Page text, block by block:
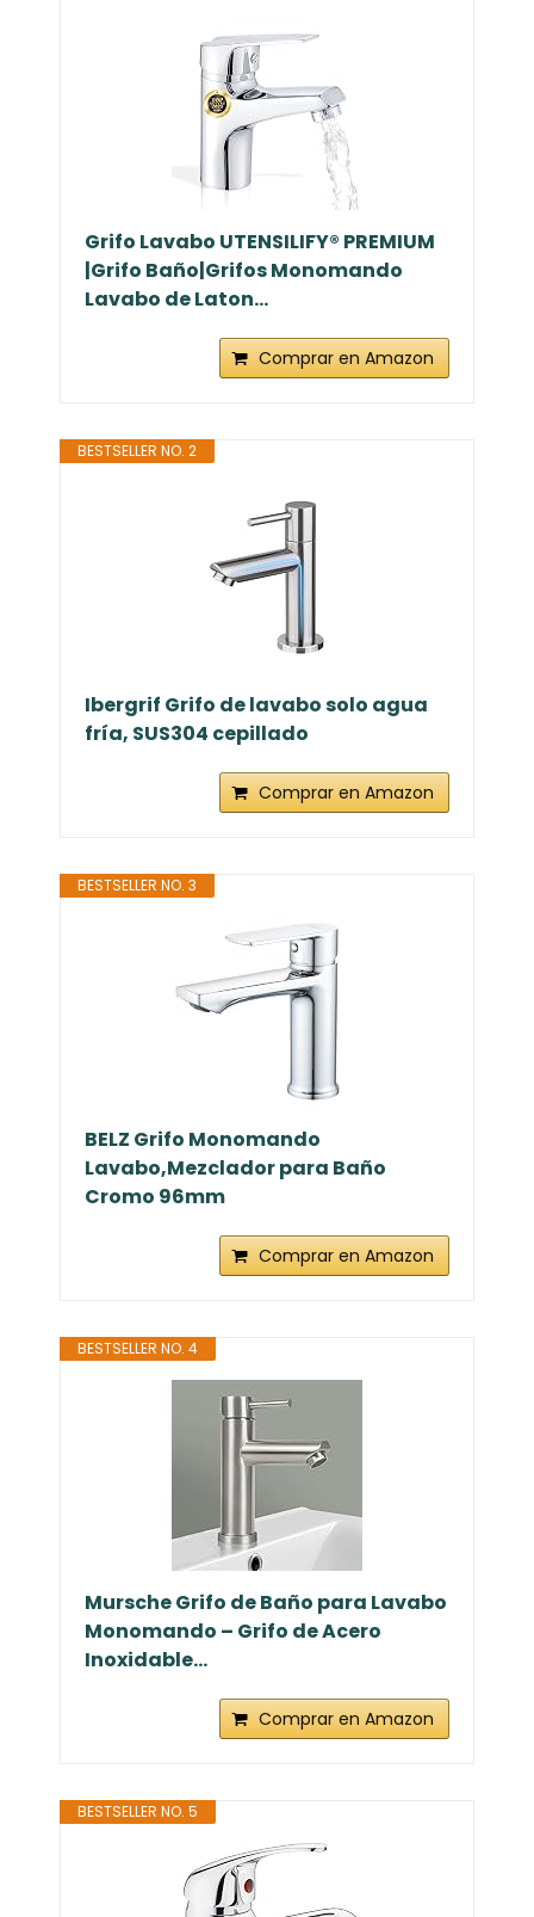
Grifo Lavabo UTENSILIFY® PREMIUM
|Grifo Baño|Grifos Monomando
Lavabo de Laton...
Comprar en Amazon
BESTSELLER NO. 2
Ibergrif Grifo de lavabo solo agua
fría, SUS304 cepillado
Comprar en Amazon
BESTSELLER NO. 3
BELZ Grifo Monomando
Lavabo,Mezclador para Baño
Cromo 96mm
Comprar en Amazon
BESTSELLER NO. 4
Mursche Grifo de Baño para Lavabo
Monomando – Grifo de Acero
Inoxidable...
Comprar en Amazon
BESTSELLER NO. 5